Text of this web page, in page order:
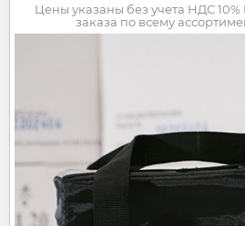
Цены указаны без учета НДС
заказа по всему